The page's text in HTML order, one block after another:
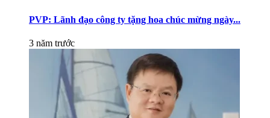
PVP: Lãnh đạo công ty tặng hoa chúc mừng ngày...
3 năm trước